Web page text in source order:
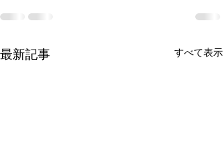
最新記事 すべて表示